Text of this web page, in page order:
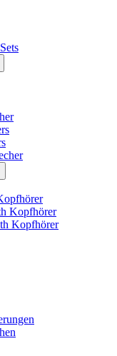
Kopfhörer
Kopfhörer